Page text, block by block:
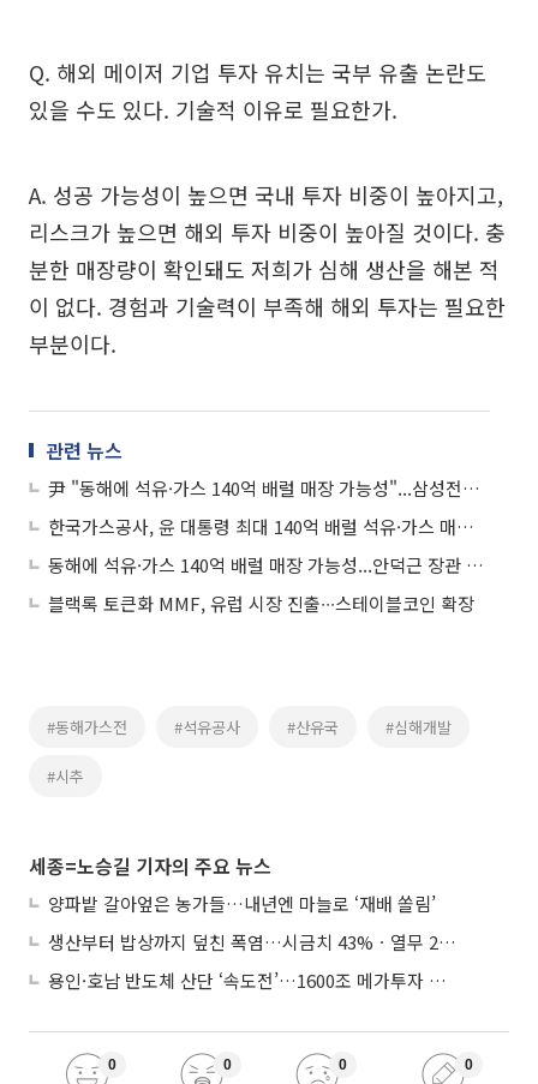
Q. 해외 메이저 기업 투자 유치는 국부 유출 논란도
있을 수도 있다. 기술적 이유로 필요한가.
A. 성공 가능성이 높으면 국내 투자 비중이 높아지고,
리스크가 높으면 해외 투자 비중이 높아질 것이다. 충
분한 매장량이 확인돼도 저희가 심해 생산을 해본 적
이 없다. 경험과 기술력이 부족해 해외 투자는 필요한
부분이다.
관련 뉴스
尹 "동해에 석유·가스 140억 배럴 매장 가능성"...삼성전자 시총 5배 규모
한국가스공사, 윤 대통령 최대 140억 배럴 석유·가스 매장 가능성에 강세
동해에 석유·가스 140억 배럴 매장 가능성...안덕근 장관 "삼성 시총 5배"
블랙록 토큰화 MMF, 유럽 시장 진출∙∙∙스테이블코인 확장
#동해가스전 #석유공사 #산유국 #심해개발
#시추
세종=노승길 기자의 주요 뉴스
양파밭 갈아엎은 농가들…내년엔 마늘로 ‘재배 쏠림’
생산부터 밥상까지 덮친 폭염…시금치 43%ㆍ열무 28% 급등
용인·호남 반도체 산단 ‘속도전’…1600조 메가투자 이행 총력
0 0 0 0